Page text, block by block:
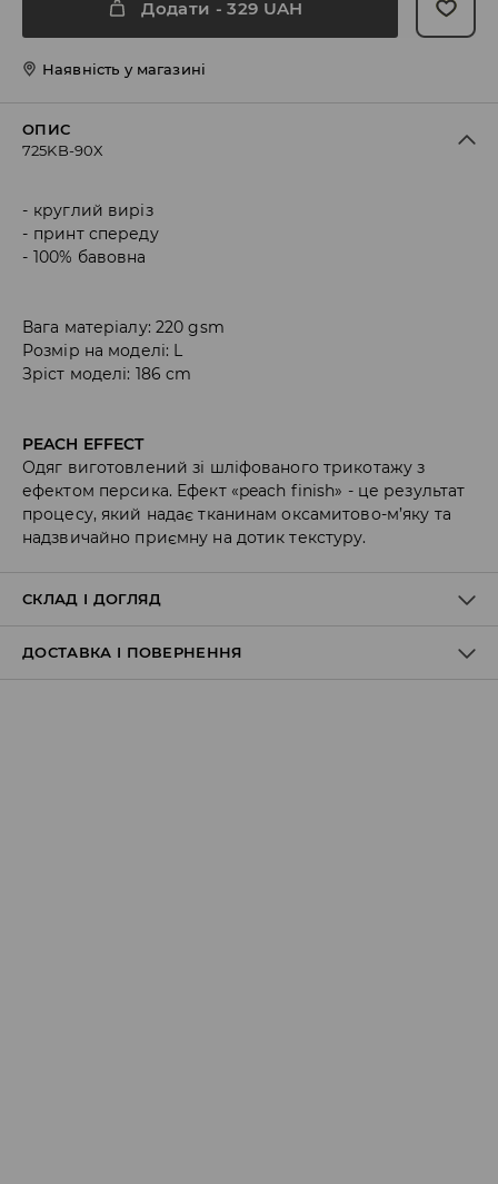
Додати -329 UAH
Наявність у магазині
ОПИС
725KB-90X
круглий виріз
принт спереду
100% бавовна
Вага матеріалу: 220 gsm
Розмір на моделі: L
Зріст моделі: 186 cm
PEACH EFFECT
Одяг виготовлений зі шліфованого трикотажу з
ефектом персика. Ефект «peach finish» - це результат
процесу, який надає тканинам оксамитово-м’яку та
надзвичайно приємну на дотик текстуру.
СКЛАД І ДОГЛЯД
100% БАВОВНА
ДОСТАВКА І ПОВЕРНЕННЯ